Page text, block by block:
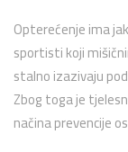
Opterećenje ima
sportisti koji
stalno izazivaju
Zbog toga je
načina prevencije